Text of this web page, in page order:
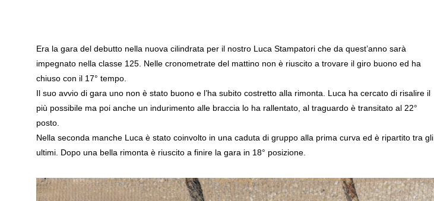
Era la gara del debutto nella nuova cilindrata per il nostro Luca Stampatori che da quest’anno sarà
impegnato nella classe 125. Nelle cronometrate del mattino non è riuscito a trovare il giro buono ed ha
chiuso con il 17° tempo.
Il suo avvio di gara uno non è stato buono e l’ha subito costretto alla rimonta. Luca ha cercato di risalire il
più possibile ma poi anche un indurimento alle braccia lo ha rallentato, al traguardo è transitato al 22°
posto.
Nella seconda manche Luca è stato coinvolto in una caduta di gruppo alla prima curva ed è ripartito tra gli
ultimi. Dopo una bella rimonta è riuscito a finire la gara in 18° posizione.